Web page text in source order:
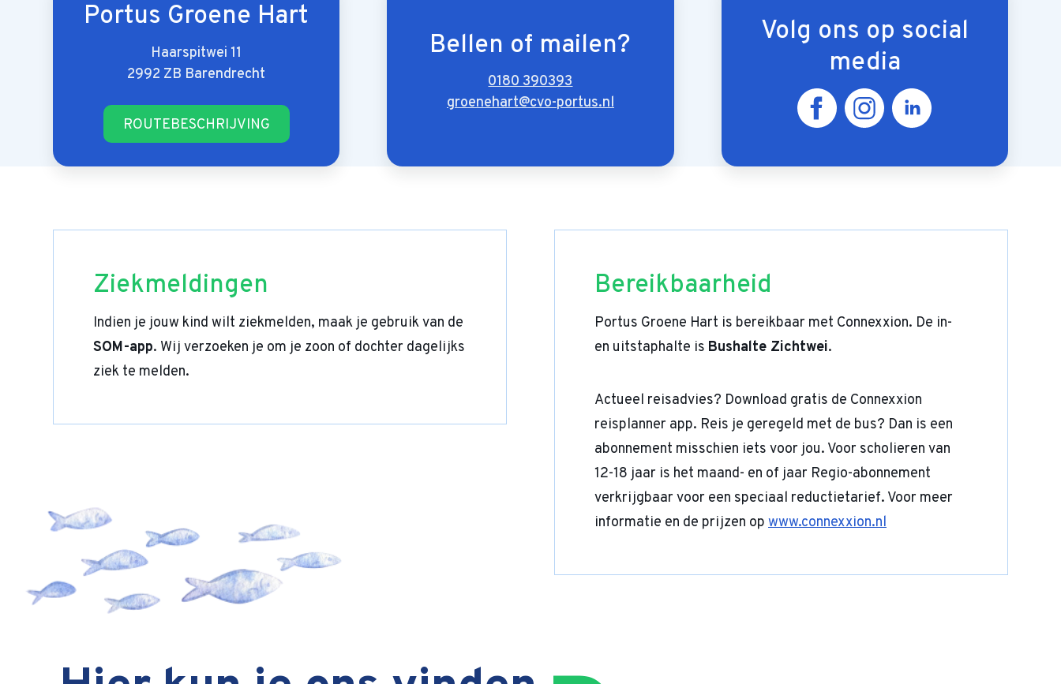
Portus Groene Hart
Haarspitwei 11
2992 ZB Barendrecht
ROUTEBESCHRIJVING
Bellen of mailen?
0180 390393
groenehart@cvo-portus.nl
Volg ons op social
media
Ziekmeldingen
Indien je jouw kind wilt ziekmelden, maak je gebruik van de
SOM-app. Wij verzoeken je om je zoon of dochter dagelijks
ziek te melden.
Bereikbaarheid
Portus Groene Hart is bereikbaar met Connexxion. De in-
en uitstaphalte is Bushalte Zichtwei.
Actueel reisadvies? Download gratis de Connexxion
reisplanner app. Reis je geregeld met de bus? Dan is een
abonnement misschien iets voor jou. Voor scholieren van
12-18 jaar is het maand- en of jaar Regio-abonnement
verkrijgbaar voor een speciaal reductietarief. Voor meer
informatie en de prijzen op www.connexxion.nl